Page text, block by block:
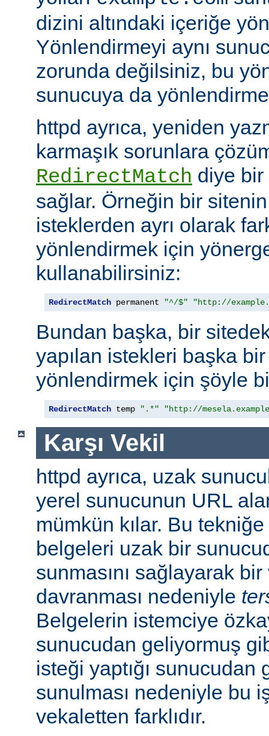
dizini altındaki içeriğe
Yönlendirmeyi aynı
zorunda değilsiniz, bu
sunucuya da
httpd ayrıca, yeniden
karmaşık sorunlara
RedirectMatch diye
sağlar. Örneğin bir
isteklerden ayrı olarak
yönlendirmek için
kullanabilirsiniz:
RedirectMatch permanent "^/$" "http://
Bundan başka, bir
yapılan istekleri başka
yönlendirmek için şöyle
RedirectMatch temp ".*" "http://
Karşı Vekil
httpd ayrıca, uzak
yerel sunucunun URL
mümkün kılar. Bu
belgeleri uzak bir
sunmasını sağlayarak
davranması nedeniyle
Belgelerin istemciye
sunucudan geliyormuş
isteği yaptığı sunucudan
sunulması nedeniyle bu
vekaletten farklıdır.